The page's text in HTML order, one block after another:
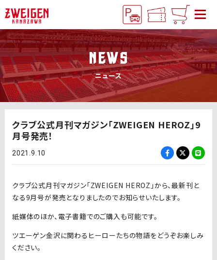
NEWS
ニュース
クラブ公式月刊マガジン「ZWEIGEN HEROZ」9
月号発売！
2021.9.10
クラブ公式月刊マガジン「ZWEIGEN HEROZ」から、最新刊と
なる9月号が発売となりましたのでお知らせいたします。
紙媒体のほか、電子書籍でのご購入も可能です。
ツエーゲン金沢に関わるヒーローたちの物語をどうぞお楽しみ
ください。